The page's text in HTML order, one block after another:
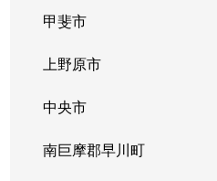
甲斐市
上野原市
中央市
南巨摩郡早川町